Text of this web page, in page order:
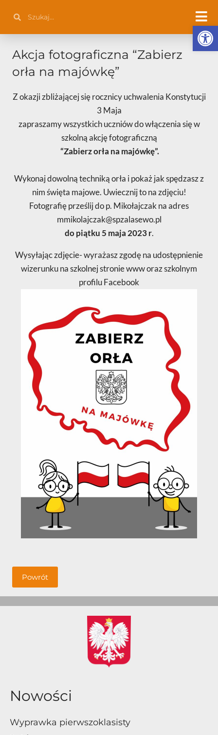
treści
Akcja fotograficzna “Zabierz
orła na majówkę”
Z okazji zbliżającej się rocznicy uchwalenia Konstytucji
3 Maja
zapraszamy wszystkich uczniów do włączenia się w
szkolną akcję fotograficzną
“Zabierz orła na majówkę”.
Wykonaj dowolną techniką orła i pokaż jak spędzasz z
nim święta majowe. Uwiecznij to na zdjęciu!
Fotografię prześlij do p. Mikołajczak na adres
mmikolajczak@spzalasewo.pl
do piątku 5 maja 2023 r.
Wysyłając zdjęcie- wyrażasz zgodę na udostępnienie
wizerunku na szkolnej stronie www oraz szkolnym
profilu Facebook
Powrót
Nowości
Wyprawka pierwszoklasisty